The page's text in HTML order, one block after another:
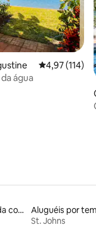
avaliações4,97 de uma
4,97 (114)
água
Aluguéis por temporada com banheiro para PCD
St. Johns